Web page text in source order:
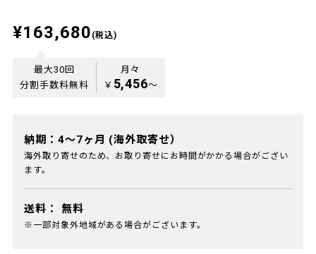
¥163,680 (税込)
最大30回
分割手数料無料
月々
￥ 5,456〜
納期：4～7ヶ月 (海外取寄せ）
海外取り寄せのため、お取り寄せにお時間がかかる場合がござい
ます。
送料： 無料
※一部対象外地域がある場合がございます。